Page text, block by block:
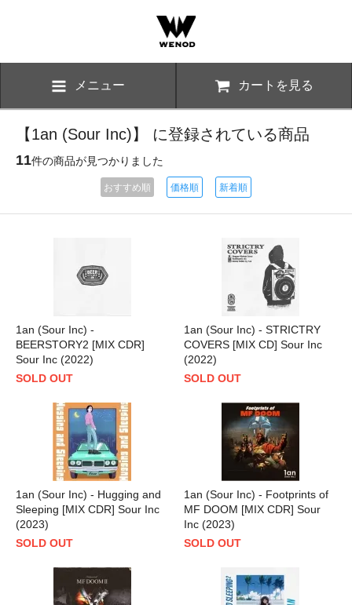
メニュー カートを見る
【1an (Sour Inc)】 に登録されている商品
11件の商品が見つかりました
おすすめ順 価格順 新着順
1an (Sour Inc) -
BEERSTORY2 [MIX CDR]
Sour Inc (2022)
SOLD OUT
1an (Sour Inc) - STRICTRY
COVERS [MIX CD] Sour Inc
(2022)
SOLD OUT
1an (Sour Inc) - Hugging and
Sleeping [MIX CDR] Sour Inc
(2023)
SOLD OUT
1an (Sour Inc) - Footprints of
MF DOOM [MIX CDR] Sour
Inc (2023)
SOLD OUT